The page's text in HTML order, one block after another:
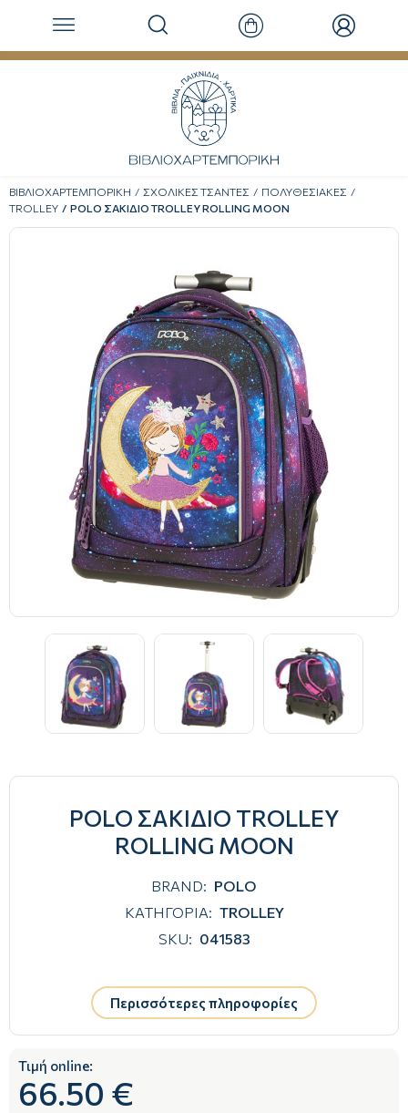
ΒΙΒΛΙΟΧΑΡΤΕΜΠΟΡΙΚΗ ΣΧΟΛΙΚΕΣ ΤΣΑΝΤΕΣ
ΠΟΛΥΘΕΣΙΑΚΕΣ
TROLLEY
POLO ΣΑΚΙΔΙΟ TROLLEY ROLLING MOON
POLO ΣΑΚΙΔΙΟ TROLLEY
ROLLING MOON
BRAND: POLO
ΚΑΤΗΓΟΡΙΑ: TROLLEY
SKU: 041583
Περισσότερες πληροφορίες
Τιμή online:
66.50 €